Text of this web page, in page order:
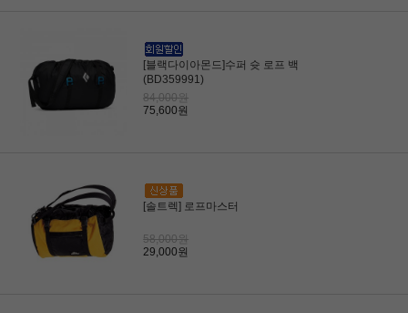
[블랙다이아몬드]수퍼 슛 로프 백
(BD359991)
84,000원
75,600원
[솔트렉] 로프마스터
58,000원
29,000원